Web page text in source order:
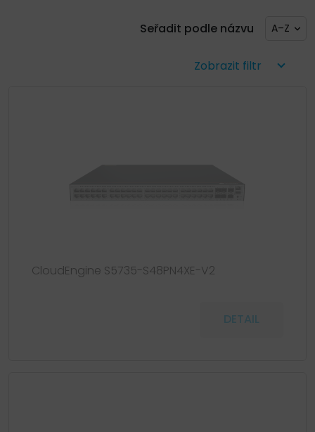
Seřadit podle názvu A–Z
Zobrazit filtr
CloudEngine S5735-S48PN4XE-V2
DETAIL